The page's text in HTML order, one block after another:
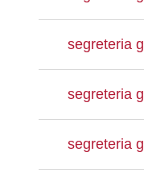
segreteria
segreteria
segreteria